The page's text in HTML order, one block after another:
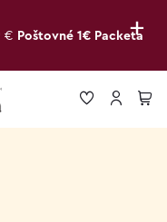
+
€ Poštovné 1€ Packeta